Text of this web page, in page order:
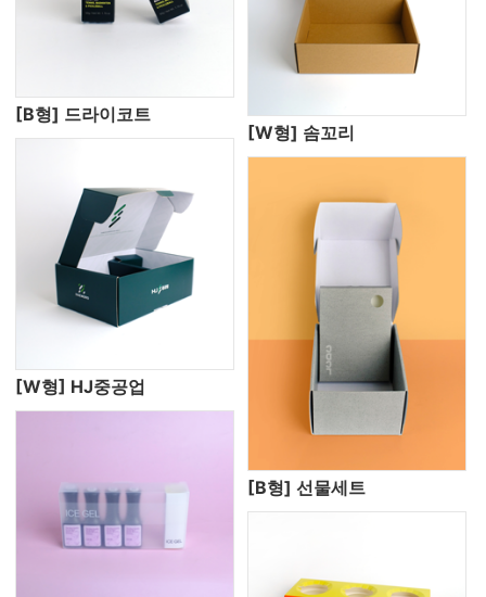
[B형] 드라이코트
[W형] 솜꼬리
[W형] HJ중공업
[B형] 선물세트